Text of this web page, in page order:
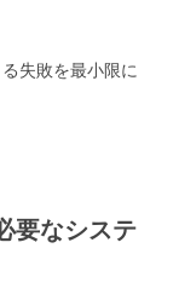
失敗を最小限に
要なシステ